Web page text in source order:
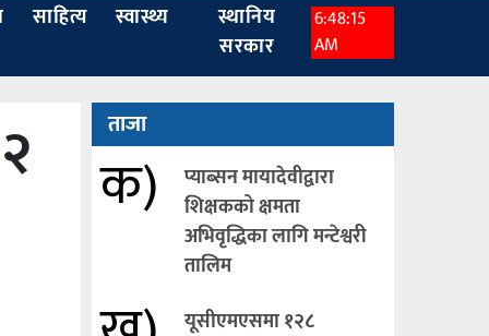
साहित्य स्वास्थ्य
स्थानिय
सरकार
6:48:16
AM
ताजा
क)
प्याब्सन मायादेवीद्वारा
शिक्षकको क्षमता
अभिवृद्धिका लागि मन्टेश्वरी
तालिम
यूसीएमएसमा १२८